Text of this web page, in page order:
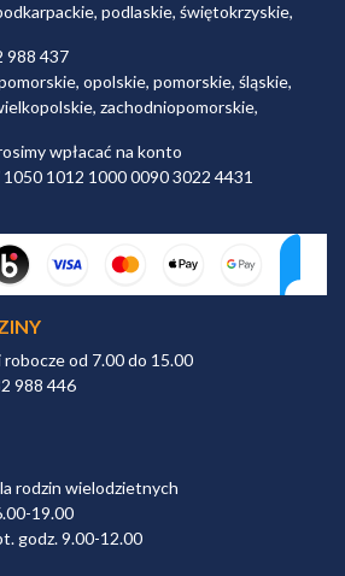
podlaskie, świętokrzyskie,
988 437
opolskie, pomorskie, śląskie,
zachodniopomorskie,
wpłacać na konto
1050 1012 1000 0090 3022 4431
od 7.00 do 15.00
988 446
rodzin wielodzietnych
19.00
godz. 9.00-12.00